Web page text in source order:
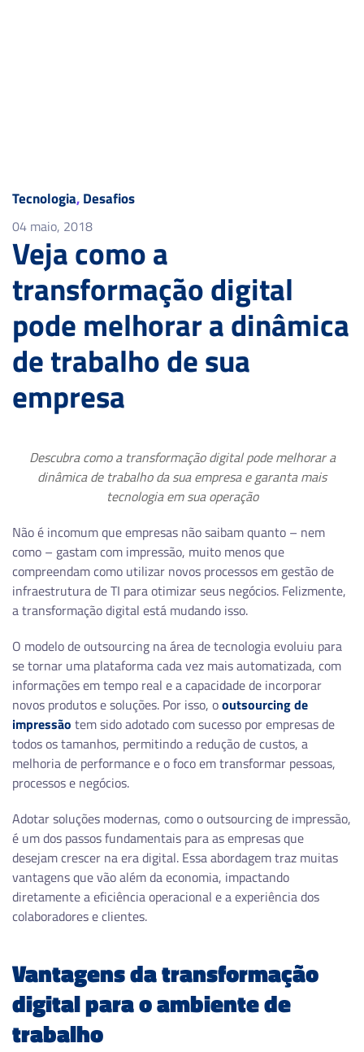
Tecnologia,Desafios
04 maio, 2018
Veja como a
transformação digital
pode melhorar a dinâmica
de trabalho de sua
empresa
Descubra como a transformação digital pode melhorar a
dinâmica de trabalho da sua empresa e garanta mais
tecnologia em sua operação
Não é incomum que empresas não saibam quanto – nem
como – gastam com impressão, muito menos que
compreendam como utilizar novos processos em gestão de
infraestrutura de TI para otimizar seus negócios. Felizmente,
a transformação digital está mudando isso.
O modelo de outsourcing na área de tecnologia evoluiu para
se tornar uma plataforma cada vez mais automatizada, com
informações em tempo real e a capacidade de incorporar
novos produtos e soluções. Por isso, ooutsourcing de
impressão tem sido adotado com sucesso por empresas de
todos os tamanhos, permitindo a redução de custos, a
melhoria de performance e o foco em transformar pessoas,
processos e negócios.
Adotar soluções modernas, como o outsourcing de impressão,
é um dos passos fundamentais para as empresas que
desejam crescer na era digital. Essa abordagem traz muitas
vantagens que vão além da economia, impactando
diretamente a eficiência operacional e a experiência dos
colaboradores e clientes.
Vantagens da transformação
digital para o ambiente de
trabalho